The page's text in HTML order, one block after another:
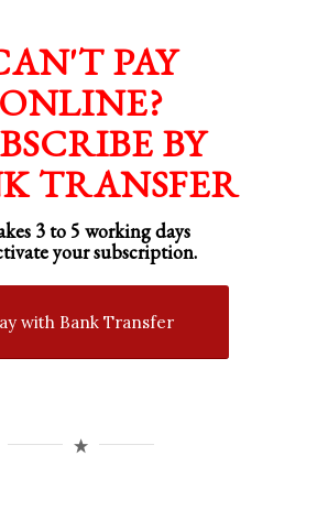
PAY
ONLINE?
BY
TRANSFER
3 to 5 working days
your subscription.
with Bank Transfer